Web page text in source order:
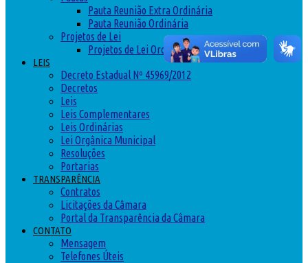
Pauta Reunião Extra Ordinária
Pauta Reunião Ordinária
Projetos de Lei
Projetos de Lei Ordinária
LEIS
Decreto Estadual Nº 45969/2012
Decretos
Leis
Leis Complementares
Leis Ordinárias
Lei Orgânica Municipal
Resoluções
Portarias
TRANSPARÊNCIA
Contratos
Licitações da Câmara
Portal da Transparência da Câmara
CONTATO
Mensagem
Telefones Úteis